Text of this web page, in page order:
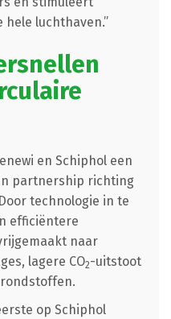
luchthaven.”
en Schiphol een
partnership richting
technologie in te
efficiëntere
naar
lagere CO2-uitstoot
op Schiphol